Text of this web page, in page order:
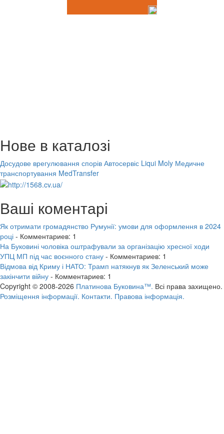
Нове в каталозі
Досудове врегулювання спорів Автосервіс Liqui Moly Медичне
транспортування MedTransfer
Ваші коментарі
Як отримати громадянство Румунії: умови для оформлення в 2024
році - Комментариев: 1
На Буковині чоловіка оштрафували за організацію хресної ходи
УПЦ МП під час воєнного стану - Комментариев: 1
Відмова від Криму і НАТО: Трамп натякнув як Зеленський може
закінчити війну - Комментариев: 1
Copyright © 2008-2026 Платинова Буковина™. Всі права захищено.
Розміщення інформації. Контакти. Правова інформація.